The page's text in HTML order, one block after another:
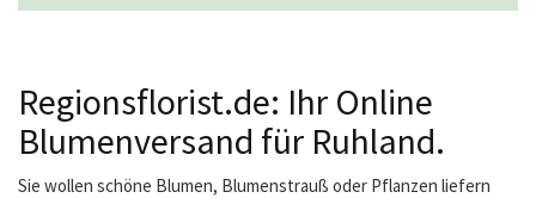
Regionsflorist.de: Ihr Online
Blumenversand für Ruhland.
Sie wollen schöne Blumen, Blumenstrauß oder Pflanzen liefern